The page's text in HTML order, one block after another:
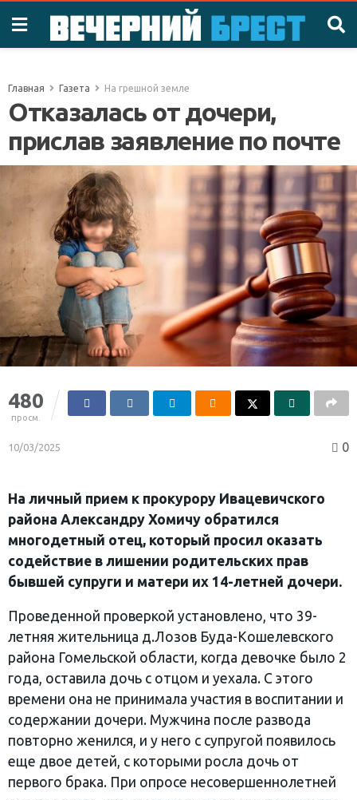
Главная Газета На грешной земле
Отказалась от дочери,
прислав заявление по почте
480
просм.
10/03/2025 0
На личный прием к прокурору Ивацевичского
района Александру Хомичу обратился
многодетный отец, который просил оказать
содействие в лишении родительских прав
бывшей супруги и матери их 14-летней дочери.
Проведенной проверкой установлено, что 39-
летняя жительница д.Лозов Буда-Кошелевского
района Гомельской области, когда девочке было 2
года, оставила дочь с отцом и уехала. С этого
времени она не принимала участия в воспитании и
содержании дочери. Мужчина после развода
повторно женился, и у него с супругой появилось
еще двое детей, с которыми росла дочь от
первого брака. При опросе несовершеннолетней